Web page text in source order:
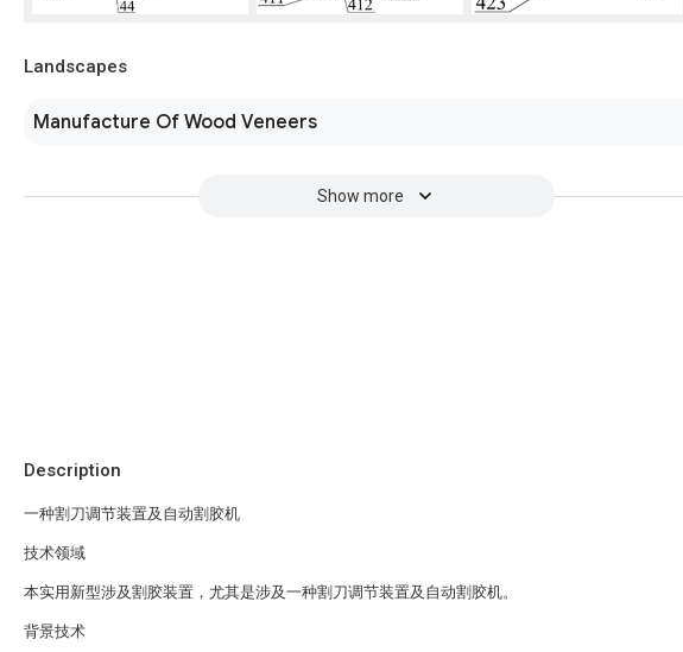
Landscapes
Manufacture Of Wood Veneers
Show more
Description
一种割刀调节装置及自动割胶机
技术领域
本实用新型涉及割胶装置，尤其是涉及一种割刀调节装置及自动割胶机。
背景技术